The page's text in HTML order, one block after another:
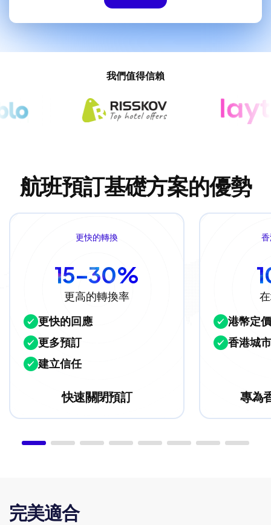
我們值得信賴
航班預訂基礎方案的優勢
更快的轉換
15–30%
更高的轉換率
更快的回應
更多預訂
建立信任
快速關閉預訂
港幣定價
香港城
專為
完美適合